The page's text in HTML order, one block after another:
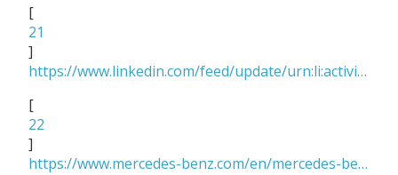
[
21
]
https://www.linkedin.com/feed/update/urn:li:activity:6473898716188282880/
[
22
]
https://www.mercedes-benz.com/en/mercedes-benz/vehicles/passenger-cars/glc/the-new-glc-f-cell/